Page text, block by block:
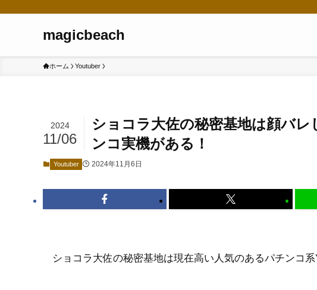
magicbeach
ホーム Youtuber
ショコラ大佐の秘密基地は顔バ
ンコ実機がある！
2024
11/06
Youtuber 2024年11月6日
ショコラ大佐の秘密基地は現在高い人気のあるパチンコ系